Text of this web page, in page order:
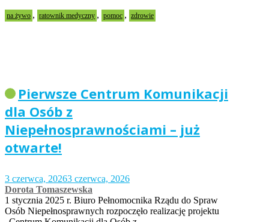
na żywo , ratownik medyczny , pomoc , zdrowie
Pierwsze Centrum Komunikacji
dla Osób z
Niepełnosprawnościami – już
otwarte!
3 czerwca, 20263 czerwca, 2026
Dorota Tomaszewska
1 stycznia 2025 r. Biuro Pełnomocnika Rządu do Spraw
Osób Niepełnosprawnych rozpoczęło realizację projektu